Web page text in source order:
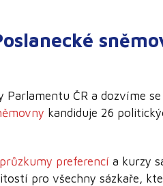
ČR a dozvíme se
kandiduje 26
průzkumy preferencí a kurzy
pro všechny sázkaře,